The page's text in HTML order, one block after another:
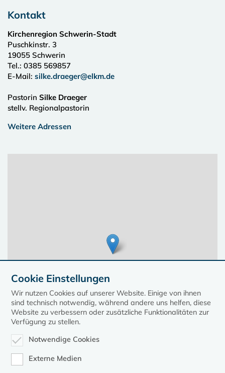
Kontakt
Kirchenregion Schwerin-Stadt
Puschkinstr. 3
19055 Schwerin
Tel.: 0385 569857
E-Mail: silke.draeger@elkm.de
Pastorin Silke Draeger
stellv. Regionalpastorin
Weitere Adressen
Cookie Einstellungen
Wir nutzen Cookies auf unserer Website. Einige von ihnen
sind technisch notwendig, während andere uns helfen, diese
Website zu verbessern oder zusätzliche Funktionalitäten zur
Verfügung zu stellen.
Notwendige Cookies
Externe Medien